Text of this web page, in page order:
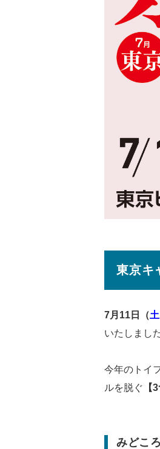
東京キ
7月11日（土
いたしまし
今年のトイ
ルを脱ぐ 【
みどこ